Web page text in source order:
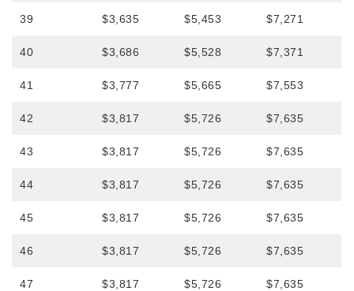
39 $3,635 $5,453 $7,271
40 $3,686 $5,528 $7,371
41 $3,777 $5,665 $7,553
42 $3,817 $5,726 $7,635
43 $3,817 $5,726 $7,635
44 $3,817 $5,726 $7,635
45 $3,817 $5,726 $7,635
46 $3,817 $5,726 $7,635
47 $3,817 $5,726 $7,635